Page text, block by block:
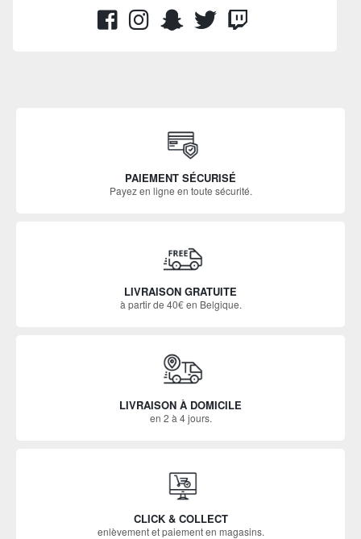
PAIEMENT SÉCURISÉ
Payez en ligne en toute sécurité.
LIVRAISON GRATUITE
à partir de 40€ en Belgique.
LIVRAISON À DOMICILE
en 2 à 4 jours.
CLICK & COLLECT
enlèvement et paiement en magasins.